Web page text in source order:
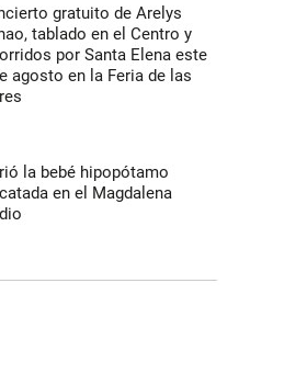
gratuito de Arelys
tablado en el Centro y
por Santa Elena este
agosto en la Feria de las
la bebé hipopótamo
en el Magdalena